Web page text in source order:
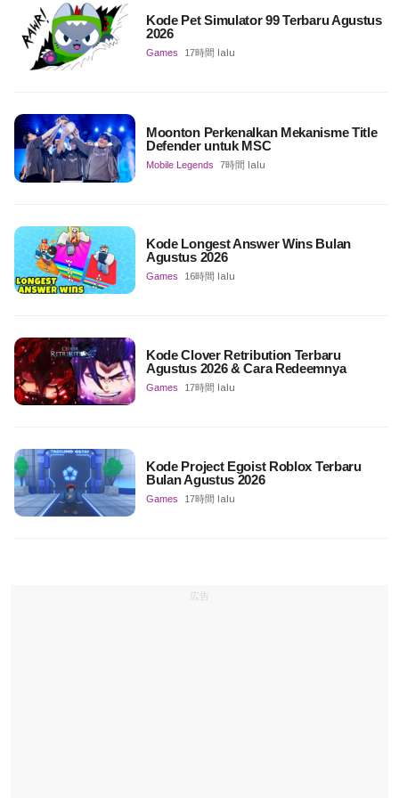
Kode Pet Simulator 99 Terbaru Agustus
2026
Games 17時間 lalu
Moonton Perkenalkan Mekanisme Title
Defender untuk MSC
Mobile Legends 7時間 lalu
Kode Longest Answer Wins Bulan
Agustus 2026
Games 16時間 lalu
Kode Clover Retribution Terbaru
Agustus 2026 & Cara Redeemnya
Games 17時間 lalu
Kode Project Egoist Roblox Terbaru
Bulan Agustus 2026
Games 17時間 lalu
広告